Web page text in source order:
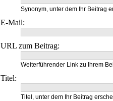
Synonym, unter dem Ihr Beitrag
E-Mail:
URL zum Beitrag:
Weiterführender Link zu Ihrem
Titel:
Titel, unter dem Ihr Beitrag